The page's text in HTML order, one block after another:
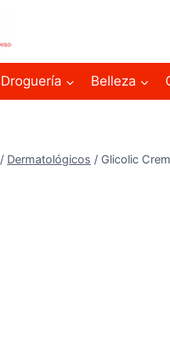
Droguería Belleza
/ Dermatológicos / Glicolic